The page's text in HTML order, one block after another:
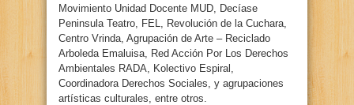
Movimiento Unidad Docente MUD, Decíase
Peninsula Teatro, FEL, Revolución de la Cuchara,
Centro Vrinda, Agrupación de Arte – Reciclado
Arboleda Emaluisa, Red Acción Por Los Derechos
Ambientales RADA, Kolectivo Espiral,
Coordinadora Derechos Sociales, y agrupaciones
artísticas culturales, entre otros.